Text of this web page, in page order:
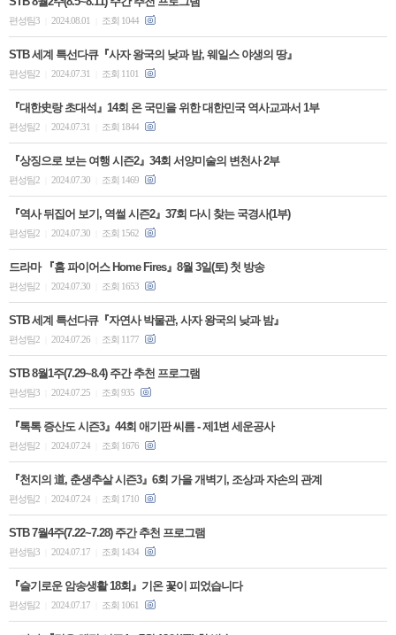
편성팀3 2024.08.01 조회 1044
STB 세계 특선다큐『사자 왕국의 낮과 밤, 웨일스 야생의 땅』
편성팀2 2024.07.31 조회 1101
『대한史랑 초대석』14회 온 국민을 위한 대한민국 역사교과서 1부
편성팀2 2024.07.31 조회 1844
『상징으로 보는 여행 시즌2』34회 서양미술의 변천사 2부
편성팀2 2024.07.30 조회 1469
『역사 뒤집어 보기, 역썰 시즌2』37회 다시 찾는 국경사(1부)
편성팀2 2024.07.30 조회 1562
드라마 『홈 파이어스 Home Fires』8월 3일(토) 첫 방송
편성팀2 2024.07.30 조회 1653
STB 세계 특선다큐『자연사 박물관, 사자 왕국의 낮과 밤』
편성팀2 2024.07.26 조회 1177
STB 8월1주(7.29~8.4) 주간 추천 프로그램
편성팀3 2024.07.25 조회 935
『톡톡 증산도 시즌3』44회 애기판 씨름 - 제1변 세운공사
편성팀2 2024.07.24 조회 1676
『천지의 道, 춘생추살 시즌3』6회 가을 개벽기, 조상과 자손의 관계
편성팀2 2024.07.24 조회 1710
STB 7월4주(7.22~7.28) 주간 추천 프로그램
편성팀3 2024.07.17 조회 1434
『슬기로운 암송생활 18회』기온 꽃이 피었습니다
편성팀2 2024.07.17 조회 1061